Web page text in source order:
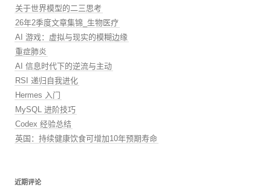
关于世界模型的二三思考
26年2季度文章集锦_生物医疗
AI 游戏：虚拟与现实的模糊边缘
重症肺炎
AI 信息时代下的逆流与主动
RSI 递归自我进化
Hermes 入门
MySQL 进阶技巧
Codex 经验总结
英国：持续健康饮食可增加10年预期寿命
近期评论